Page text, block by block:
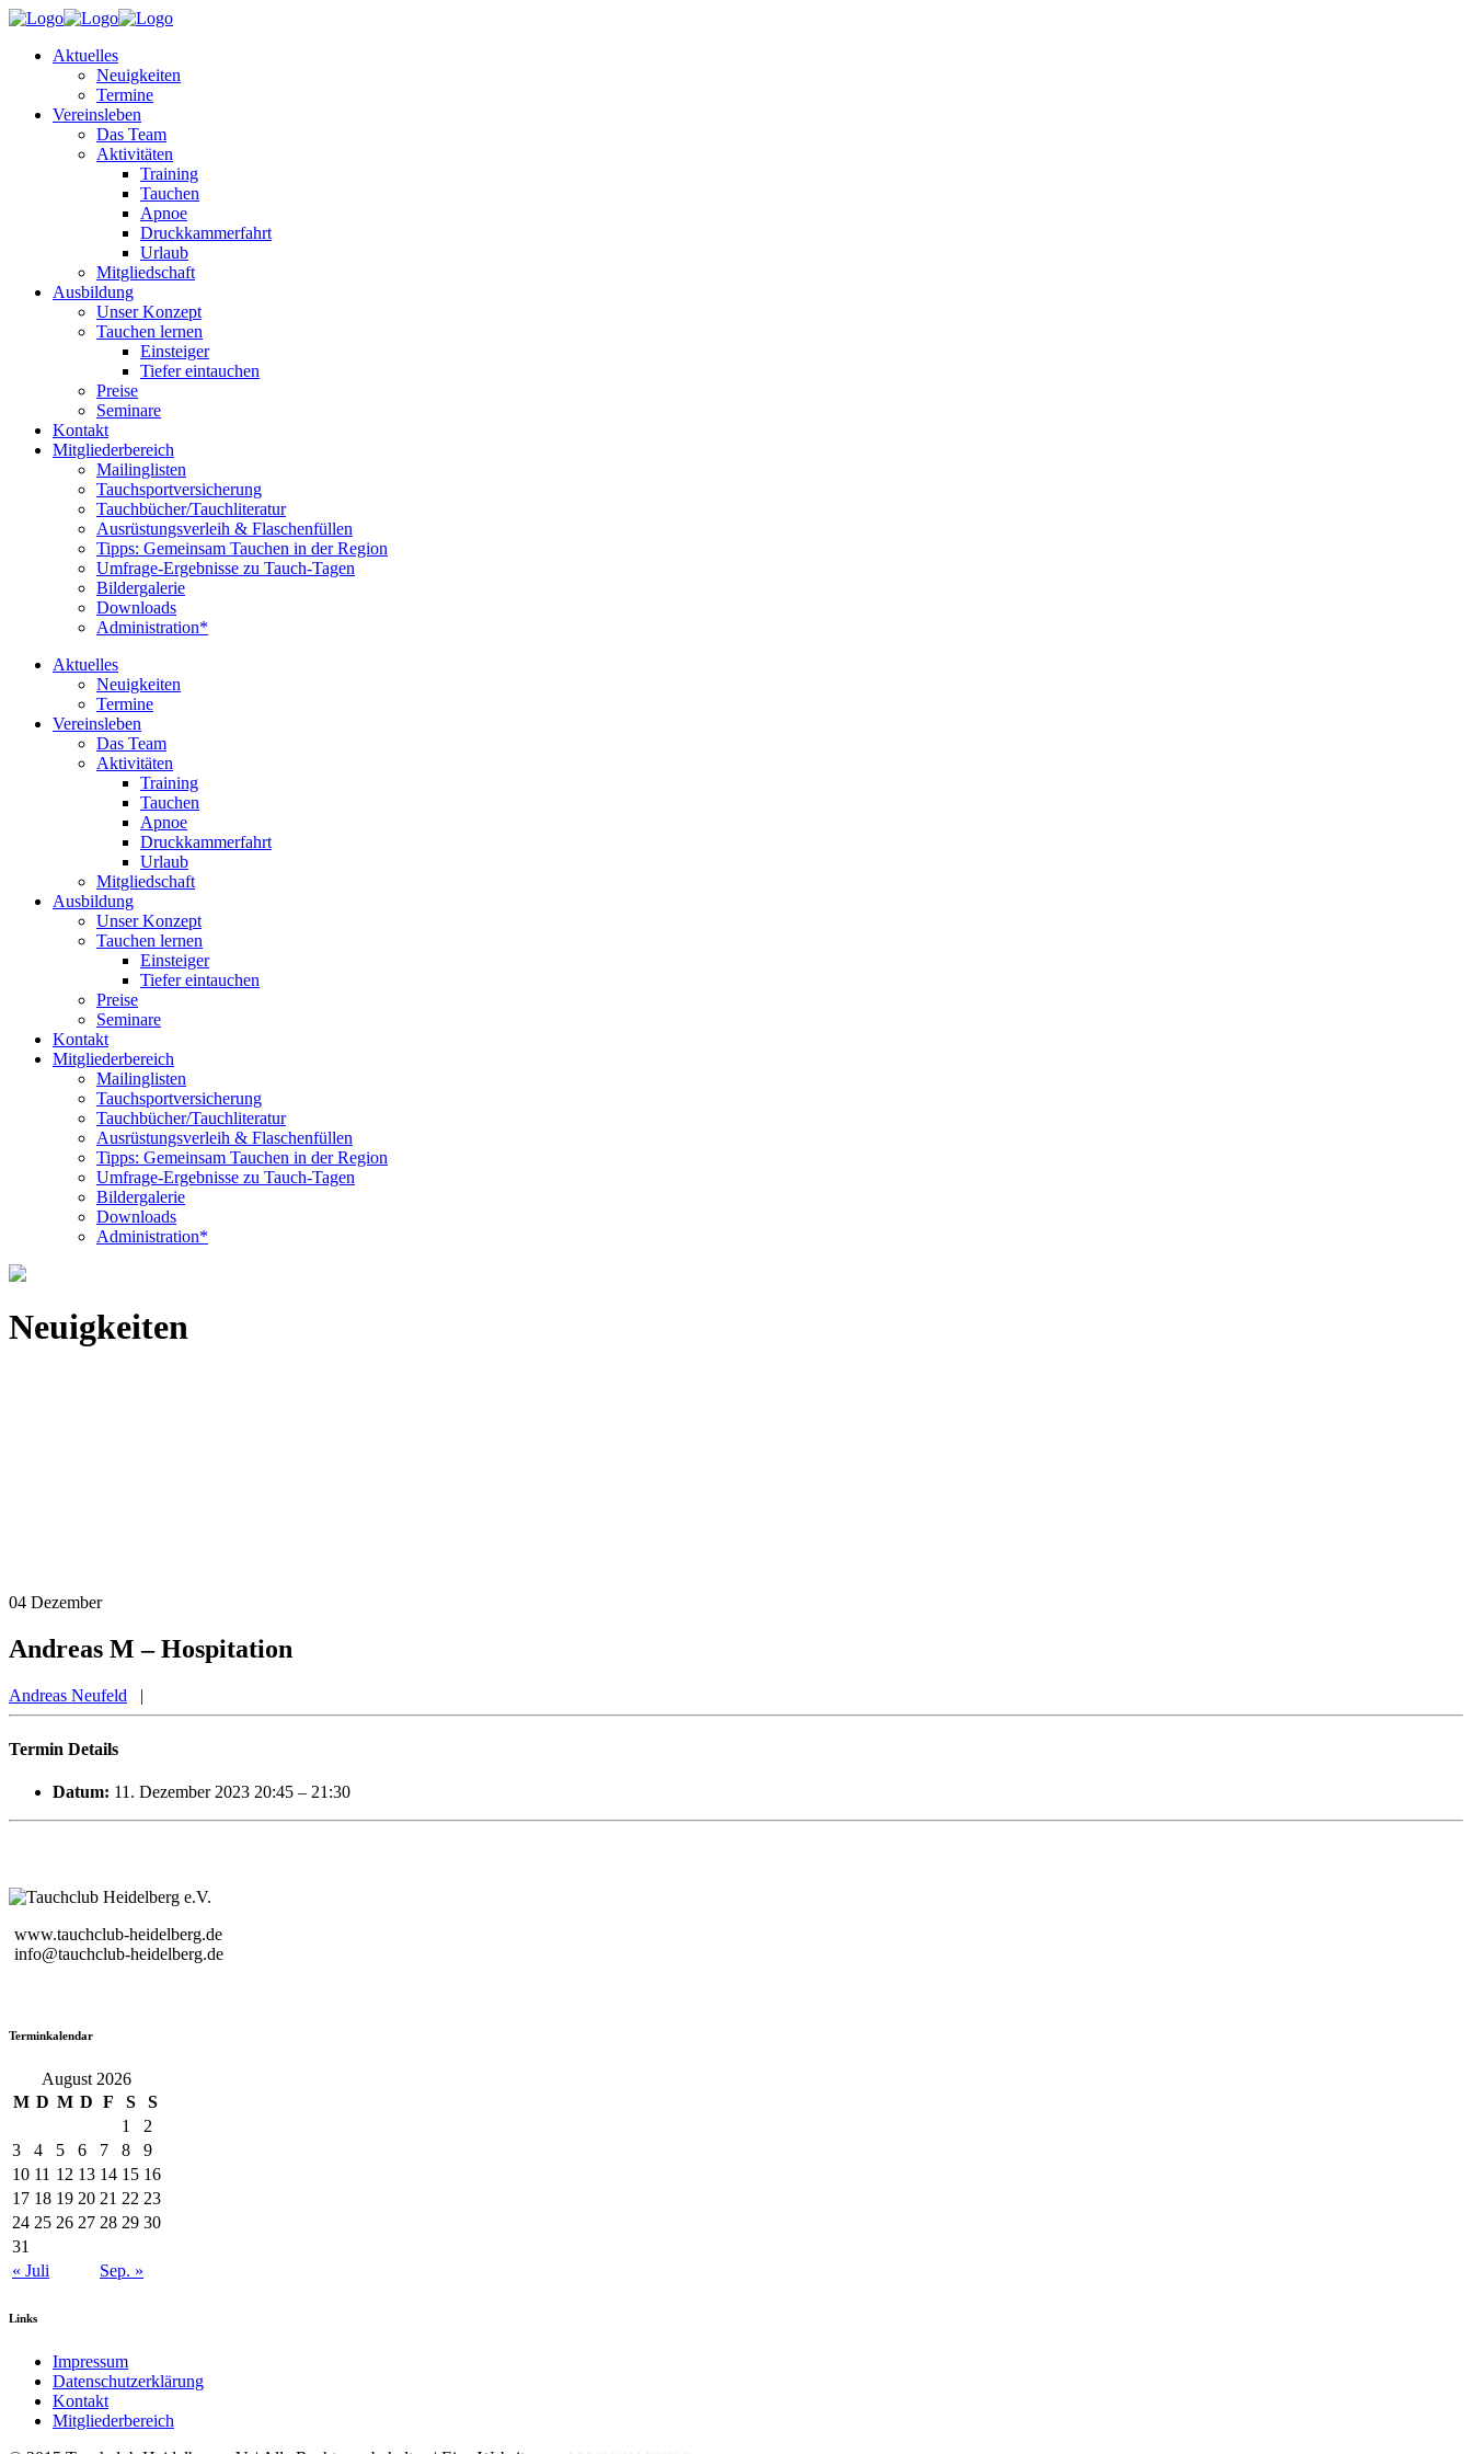
Aktuelles
Neuigkeiten
Termine
Vereinsleben
Das Team
Aktivitäten
Training
Tauchen
Apnoe
Druckkammerfahrt
Urlaub
Mitgliedschaft
Ausbildung
Unser Konzept
Tauchen lernen
Einsteiger
Tiefer eintauchen
Preise
Seminare
Kontakt
Mitgliederbereich
Mailinglisten
Tauchsportversicherung
Tauchbücher/Tauchliteratur
Ausrüstungsverleih & Flaschenfüllen
Tipps: Gemeinsam Tauchen in der Region
Umfrage-Ergebnisse zu Tauch-Tagen
Bildergalerie
Downloads
Administration*
Aktuelles
Neuigkeiten
Termine
Vereinsleben
Das Team
Aktivitäten
Training
Tauchen
Apnoe
Druckkammerfahrt
Urlaub
Mitgliedschaft
Ausbildung
Unser Konzept
Tauchen lernen
Einsteiger
Tiefer eintauchen
Preise
Seminare
Kontakt
Mitgliederbereich
Mailinglisten
Tauchsportversicherung
Tauchbücher/Tauchliteratur
Ausrüstungsverleih & Flaschenfüllen
Tipps: Gemeinsam Tauchen in der Region
Umfrage-Ergebnisse zu Tauch-Tagen
Bildergalerie
Downloads
Administration*
Neuigkeiten
04 Dezember
Andreas M – Hospitation
Andreas Neufeld |
Termin Details
Datum: 11. Dezember 2023 20:45 – 21:30
www.tauchclub-heidelberg.de
info@tauchclub-heidelberg.de
Terminkalendar
August 2026
M D M D F S
S
1
2
3
4 5 6 7 8
9
10 11 12 13 14 15 16
17 18 19 20 21 22 23
24 25 26 27 28 29 30
31
« Juli
Sep. »
Links
Impressum
Datenschutzerklärung
Kontakt
Mitgliederbereich